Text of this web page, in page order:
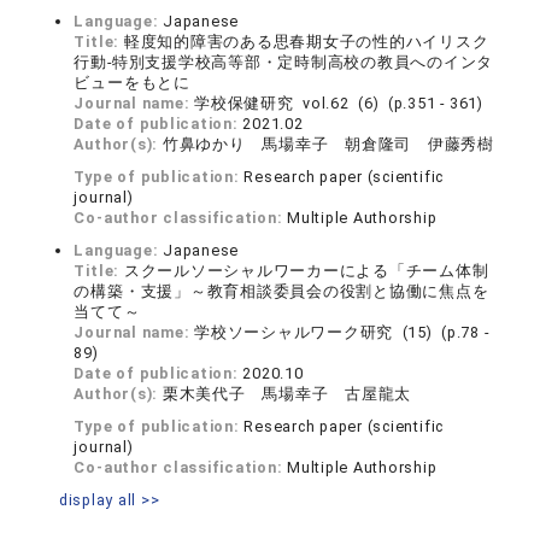
Language: Japanese
Title: 軽度知的障害のある思春期女子の性的ハイリスク
行動-特別支援学校高等部・定時制高校の教員へのインタ
ビューをもとに
Journal name:学校保健研究 vol.62 (6) (p.351 - 361)
Date of publication:2021.02
Author(s): 竹鼻ゆかり 馬場幸子 朝倉隆司 伊藤秀樹
Type of publication:Research paper (scientific
journal)
Co-author classification:Multiple Authorship
Language: Japanese
Title: スクールソーシャルワーカーによる「チーム体制
の構築・支援」～教育相談委員会の役割と協働に焦点を
当てて～
Journal name:学校ソーシャルワーク研究 (15) (p.78 -
89)
Date of publication:2020.10
Author(s): 栗木美代子 馬場幸子 古屋龍太
Type of publication:Research paper (scientific
journal)
Co-author classification:Multiple Authorship
display all >>